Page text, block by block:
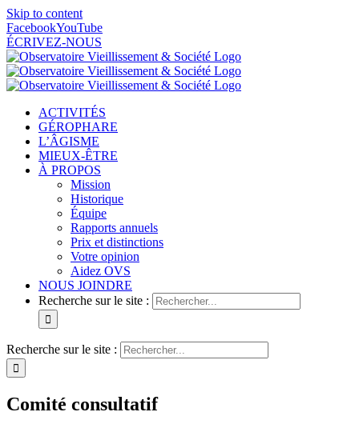
Skip to content
FacebookYouTube
ÉCRIVEZ-NOUS
ACTIVITÉS
GÉROPHARE
L’ÂGISME
MIEUX-ÊTRE
À PROPOS
Mission
Historique
Équipe
Rapports annuels
Prix et distinctions
Votre opinion
Aidez OVS
NOUS JOINDRE
Recherche sur le site :
Recherche sur le site :
Comité consultatif